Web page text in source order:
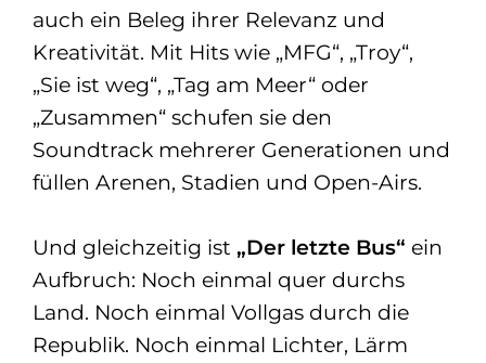
auch ein Beleg ihrer Relevanz und
Kreativität. Mit Hits wie „MFG“, „Troy“,
„Sie ist weg“, „Tag am Meer“ oder
„Zusammen“ schufen sie den
Soundtrack mehrerer Generationen und
füllen Arenen, Stadien und Open-Airs.
Und gleichzeitig ist „Der letzte Bus“ ein
Aufbruch: Noch einmal quer durchs
Land. Noch einmal Vollgas durch die
Republik. Noch einmal Lichter, Lärm